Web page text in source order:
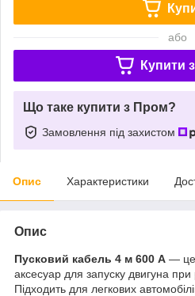
або
Купити з
Що таке купити з Пром?
Замовлення під захистом
Опис Характеристики
Опис
Пусковий кабель 4 м 600 А — це
аксесуар для запуску двигуна
Підходить для легкових